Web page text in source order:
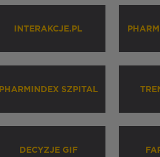
INTERAKCJE.PL
PHARMINDEX SZPITAL
DECYZJE GIF